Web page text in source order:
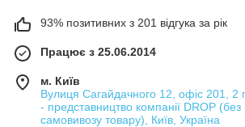
93% позитивних з 201 відгука за рік
Працює з 25.06.2014
м. Київ
Вулиця Сагайдачного 12, офіс 201, 2
- представництво компанії DROP (без
самовивозу товару), Київ, Україна